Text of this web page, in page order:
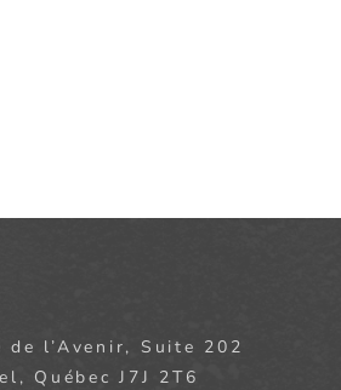
de l’Avenir, Suite 202
Québec J7J 2T6